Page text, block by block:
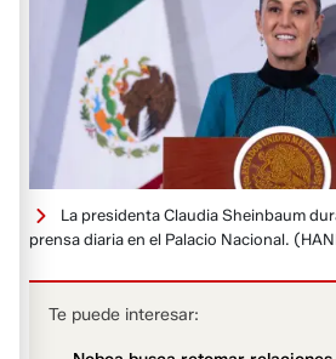
La presidenta Claudia Sheinbaum
prensa diaria en el Palacio Nacional.
Te puede interesar: